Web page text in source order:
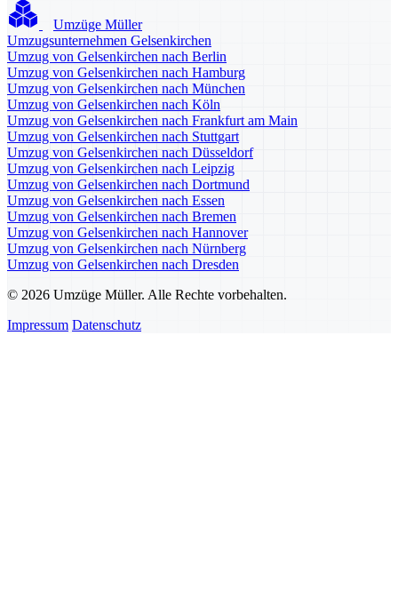
Umzüge Müller
Umzugsunternehmen Gelsenkirchen
Umzug von Gelsenkirchen nach Berlin
Umzug von Gelsenkirchen nach Hamburg
Umzug von Gelsenkirchen nach München
Umzug von Gelsenkirchen nach Köln
Umzug von Gelsenkirchen nach Frankfurt am Main
Umzug von Gelsenkirchen nach Stuttgart
Umzug von Gelsenkirchen nach Düsseldorf
Umzug von Gelsenkirchen nach Leipzig
Umzug von Gelsenkirchen nach Dortmund
Umzug von Gelsenkirchen nach Essen
Umzug von Gelsenkirchen nach Bremen
Umzug von Gelsenkirchen nach Hannover
Umzug von Gelsenkirchen nach Nürnberg
Umzug von Gelsenkirchen nach Dresden
© 2026 Umzüge Müller. Alle Rechte vorbehalten.
Impressum Datenschutz